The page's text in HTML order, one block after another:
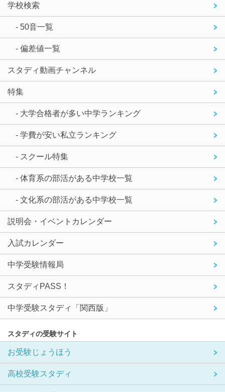
学校検索
- 50音一覧
- 偏差値一覧
スタディ動画チャンネル
特集
- 大学合格者が多い中学ランキング
- 学費が安い私立ランキング
- スクール特集
- 体育系の部活がある中学校一覧
- 文化系の部活がある中学校一覧
説明会・イベントカレンダー
入試カレンダー
中学受験情報局
スタディPASS！
中学受験スタディ「関西版」
スタディの受験サイト
お受験じょうほう
高校受験スタディ